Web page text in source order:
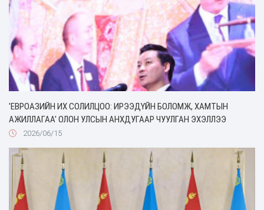
'ЕВРОАЗИЙН ИХ СОЛИЛЦОО: ИРЭЭДҮЙН БОЛОМЖ, ХАМТЫН
АЖИЛЛАГАА' ОЛОН УЛСЫН АНХДУГААР ЧУУЛГАН ЭХЭЛЛЭЭ
2026/06/15